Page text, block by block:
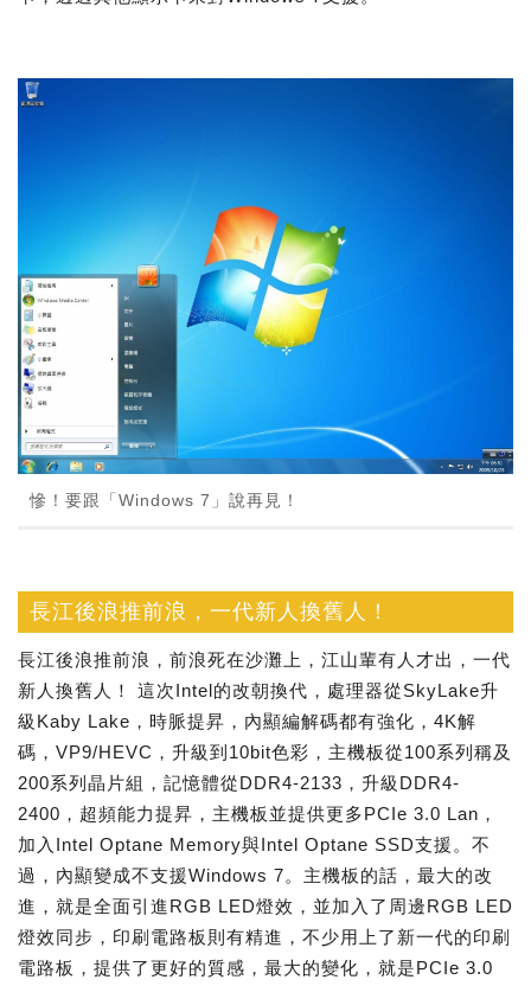
慘！要跟「Windows 7」說再見！
長江後浪推前浪，一代新人換舊人！
長江後浪推前浪，前浪死在沙灘上，江山輩有人才出，一代
新人換舊人！ 這次Intel的改朝換代，處理器從SkyLake升
級Kaby Lake，時脈提昇，內顯編解碼都有強化，4K解
碼，VP9/HEVC，升級到10bit色彩，主機板從100系列稱及
200系列晶片組，記憶體從DDR4-2133，升級DDR4-
2400，超頻能力提昇，主機板並提供更多PCIe 3.0 Lan，
加入Intel Optane Memory與Intel Optane SSD支援。不
過，內顯變成不支援Windows 7。主機板的話，最大的改
進，就是全面引進RGB LED燈效，並加入了周邊RGB LED
燈效同步，印刷電路板則有精進，不少用上了新一代的印刷
電路板，提供了更好的質感，最大的變化，就是PCIe 3.0